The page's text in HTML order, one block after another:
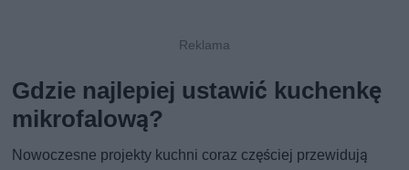
Gdzie najlepiej ustawić kuchenkę
mikrofalową?
Nowoczesne projekty kuchni coraz częściej przewidują